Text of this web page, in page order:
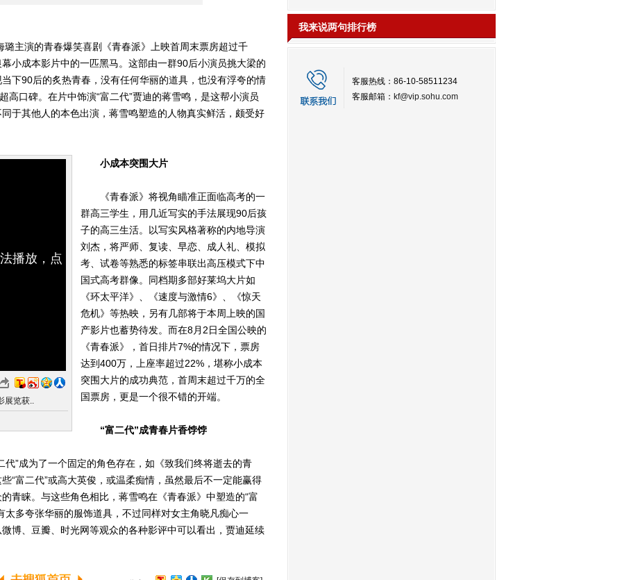
演的青春爆笑喜剧《青春派》上映首周末票房超过千
小成本影片中的一匹黑马。这部由一群90后小演员挑大梁的
下90后的炙热青春，没有任何华丽的道具，也没有浮夸的情
高口碑。在片中饰演“富二代”贾迪的蒋雪鸣，是这帮小演员
于其他人的本色出演，蒋雪鸣塑造的人物真实鲜活，颇受好
播放，点
展览获..
小成本突围大片
《青春派》将视角瞄准正面临高考的一
群高三学生，用几近写实的手法展现90后孩
子的高三生活。以写实风格著称的内地导演
刘杰，将严师、复读、早恋、成人礼、模拟
考、试卷等熟悉的标签串联出高压模式下中
国式高考群像。同档期多部好莱坞大片如
《环太平洋》、《速度与激情6》、《惊天
危机》等热映，另有几部将于本周上映的国
产影片也蓄势待发。而在8月2日全国公映的
《青春派》，首日排片7%的情况下，票房
达到400万，上座率超过22%，堪称小成本
突围大片的成功典范，首周末超过千万的全
国票房，更是一个很不错的开端。
“富二代”成青春片香饽饽
成为了一个固定的角色存在，如《致我们终将逝去的青
“富二代”或高大英俊，或温柔痴情，虽然最后不一定能赢得
青睐。与这些角色相比，蒋雪鸣在《青春派》中塑造的“富
太多夸张华丽的服饰道具，不过同样对女主角晓凡痴心一
博、豆瓣、时光网等观众的各种影评中可以看出，贾迪延续
我来说两句排行榜
客服热线：86-10-58511234
客服邮箱： kf@vip.sohu.com